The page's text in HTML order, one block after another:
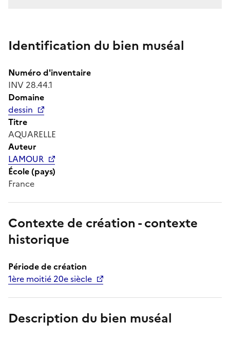
Identification du bien muséal
Numéro d'inventaire
INV 28.44.1
Domaine
dessin
Titre
AQUARELLE
Auteur
LAMOUR
École (pays)
France
Contexte de création - contexte
historique
Période de création
1ère moitié 20e siècle
Description du bien muséal